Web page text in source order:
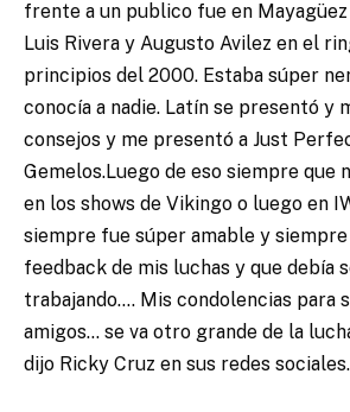
frente a un publico fue en Mayagüez
Luis Rivera y Augusto Avilez en el
principios del 2000. Estaba súper
conocía a nadie. Latín se presentó y
consejos y me presentó a Just
Gemelos.Luego de eso siempre que
en los shows de Vikingo o luego en
siempre fue súper amable y siempre
feedback de mis luchas y que debía
trabajando…. Mis condolencias para
amigos… se va otro grande de la
dijo Ricky Cruz en sus redes sociales.